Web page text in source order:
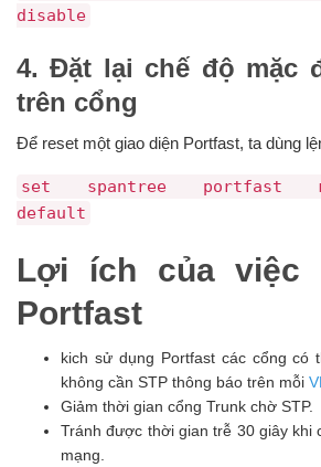
disable
4. Đặt lại chế độ mặc
trên cổng
Để reset một giao diện Portfast, ta dùng
set spantree portfast
default
Lợi ích của việc
Portfast
kich sử dụng Portfast các cổng có
không cần STP thông báo trên mỗi
Giảm thời gian cổng Trunk chờ STP.
Tránh được thời gian trễ 30 giây khi
mạng.